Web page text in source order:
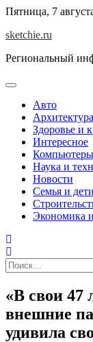
Skip
content
Пятница, 7
sketchie.ru
Региональный
Авто
Здоровье и
Интересное
Наука и
Новости
Семья и дети
Экономика
Найти:
«В свои 47
внешние
удивила